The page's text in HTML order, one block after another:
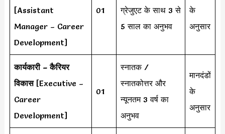
[Assistant
Manager – Career
Development]
01
ग्रेजुएट के साथ 3 से
5 साल का अनुभव
के
अनुसार
कार्यकारी – कैरियर
विकास[Executive –
Career
Development]
01
स्नातक /
स्नातकोत्तर और
न्यूनतम 3 वर्ष का
अनुभव
मानदंडों
के
अनुसार